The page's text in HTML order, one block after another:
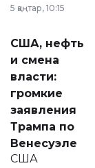
сразу
актуальных
от слухов о
политических
реформах до
вопросов
экономики и
личного
5 қаңтар, 10:15
США, нефть
и смена
власти:
громкие
заявления
Трампа по
Венесуэле
США